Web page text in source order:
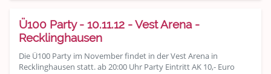
Ü100 Party - 10.11.12 - Vest Arena -
Recklinghausen
Die Ü100 Party im November findet in der Vest Arena in
Recklinghausen statt. ab 20:00 Uhr Party Eintritt AK 10,- Euro